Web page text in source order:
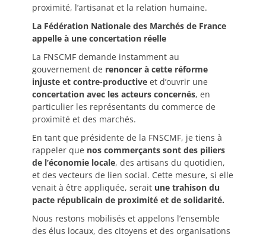
proximité, l’artisanat et la relation humaine.
La Fédération Nationale des Marchés de France
appelle à une concertation réelle
La FNSCMF demande instamment au
gouvernement de renoncer à cette réforme
injuste et contre-productive et d’ouvrir une
concertation avec les acteurs concernés, en
particulier les représentants du commerce de
proximité et des marchés.
En tant que présidente de la FNSCMF, je tiens à
rappeler que nos commerçants sont des piliers
de l’économie locale, des artisans du quotidien,
et des vecteurs de lien social. Cette mesure, si elle
venait à être appliquée, serait une trahison du
pacte républicain de proximité et de solidarité.
Nous restons mobilisés et appelons l’ensemble
des élus locaux, des citoyens et des organisations